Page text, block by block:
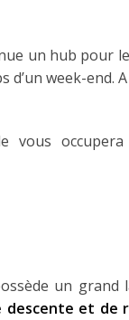
un hub pour
d’un week-end.
vous
un grand
descente et de